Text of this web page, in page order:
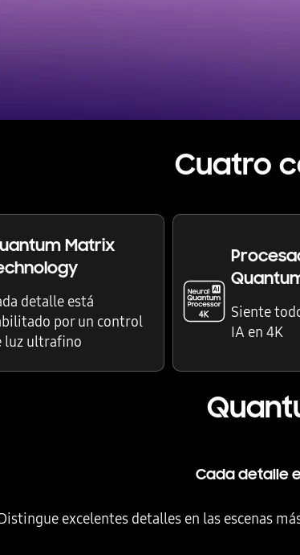
Cuatro
Matrix
detalle está
por un control
luz ultrafino
Siente
IA en 4K
Cada detalle
excelentes detalles en las escenas